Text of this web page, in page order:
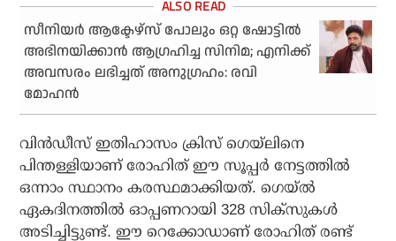
സീനിയര്‍ ആക്ടേഴ്‌സ് പോലും ഒറ്റ ഷോട്ടില്‍
അഭിനയിക്കാന്‍ ആഗ്രഹിച്ച സിനിമ; എനിക്ക്
അവസരം ലഭിച്ചത് അനുഗ്രഹം: രവി
മോഹന്‍
വിന്‍ഡീസ് ഇതിഹാസം ക്രിസ് ഗെയ്ലിനെ
പിന്തള്ളിയാണ് രോഹിത് ഈ സൂപ്പര്‍ നേട്ടത്തില്‍
ഒന്നാം സ്ഥാനം കരസ്ഥമാക്കിയത്. ഗെയ്ല്‍
ഏകദിനത്തില്‍ ഓപ്പണറായി 328 സിക്‌സുകള്‍
അടിച്ചിട്ടുണ്ട്. ഈ റെക്കോഡാണ് രോഹിത് രണ്ട്